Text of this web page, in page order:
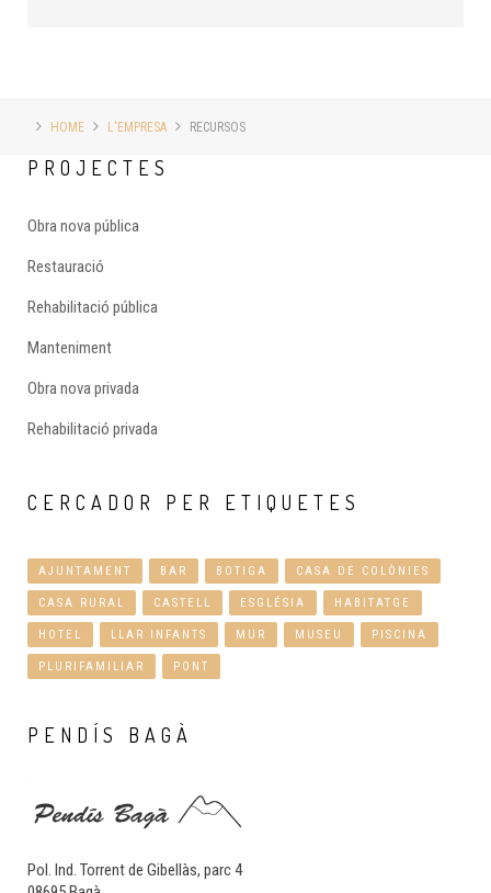
HOME L'EMPRESA RECURSOS
PROJECTES
Obra nova pública
Restauració
Rehabilitació pública
Manteniment
Obra nova privada
Rehabilitació privada
CERCADOR PER ETIQUETES
AJUNTAMENT BAR BOTIGA CASA DE COLÒNIES
CASA RURAL CASTELL ESGLÉSIA HABITATGE
HOTEL LLAR INFANTS MUR MUSEU PISCINA
PLURIFAMILIAR PONT
PENDÍS BAGÀ
Pol. Ind. Torrent de Gibellàs, parc 4